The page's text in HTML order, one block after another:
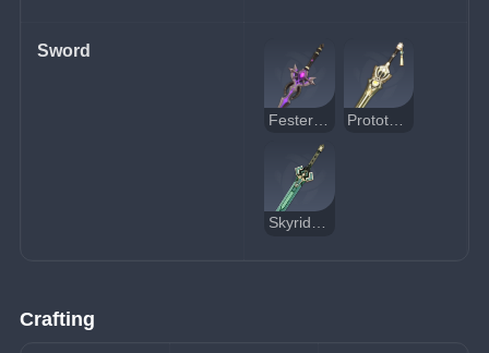
Sword
Festering Desire
Skyrider Sword
Crafting